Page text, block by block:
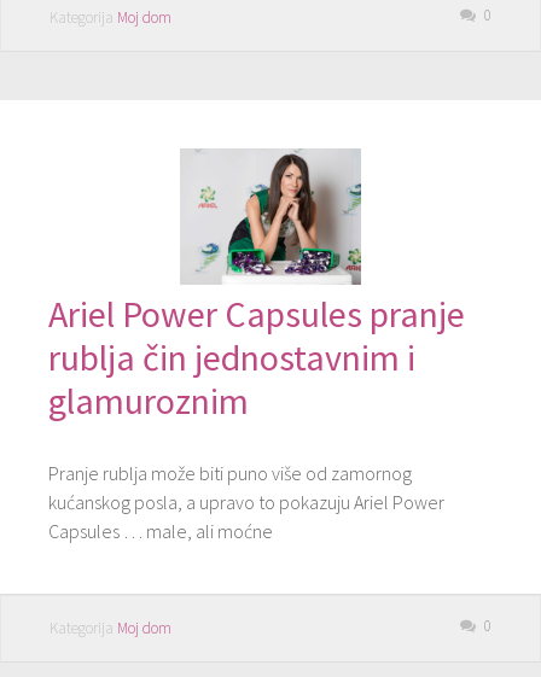
Kategorija Moj dom 0
Ariel Power Capsules pranje
rublja čin jednostavnim i
glamuroznim
Pranje rublja može biti puno više od zamornog
kućanskog posla, a upravo to pokazuju Ariel Power
Capsules … male, ali moćne
Kategorija Moj dom 0